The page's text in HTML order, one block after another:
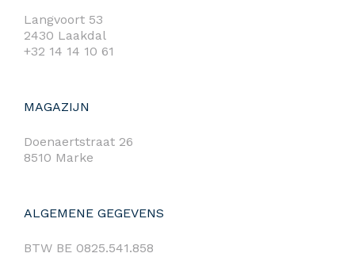
Langvoort 53
2430 Laakdal
+32 14 14 10 61
MAGAZIJN
Doenaertstraat 26
8510 Marke
ALGEMENE GEGEVENS
BTW BE 0825.541.858